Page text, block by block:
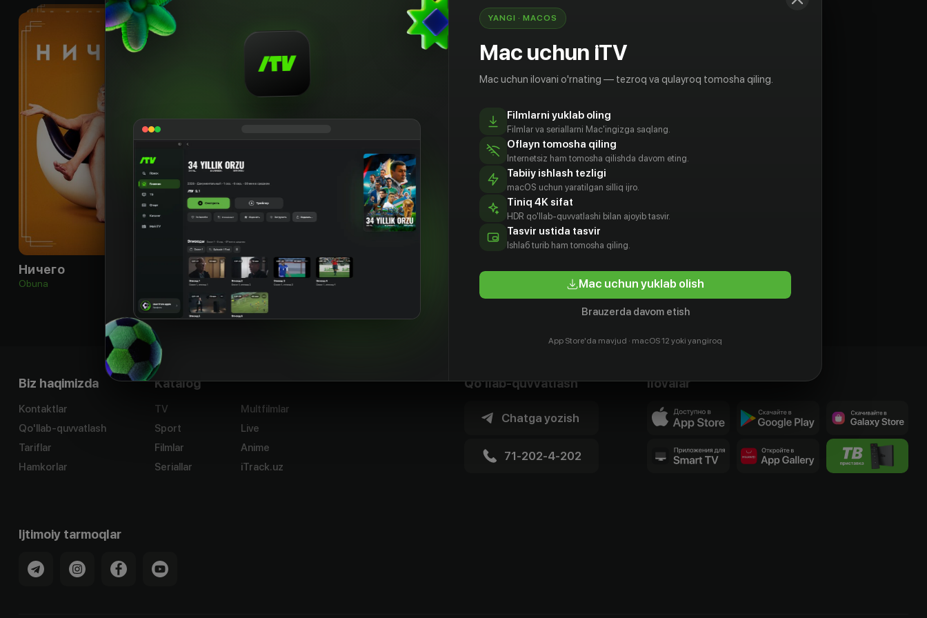
Ничего
Obuna
Качорра
Obuna
Biz haqimizda
Kontaktlar
Qo'llab-quvvatlash
Tariflar
Hamkorlar
Katalog
TV
Sport
Filmlar
Seriallar
Multfilmlar
Live
Anime
iTrack.uz
Qo'llab-quvvatlash
Chatga yozish
71-202-4-202
Ilovalar
Ijtimoiy tarmoqlar
YANGI · MACOS
Mac uchun iTV
Mac uchun ilovani o'rnating — tezroq va qulayroq tomosha qiling.
Filmlarni yuklab oling
Filmlar va seriallarni Mac'ingizga saqlang.
Oflayn tomosha qiling
Internetsiz ham tomosha qilishda davom eting.
Tabiiy ishlash tezligi
macOS uchun yaratilgan silliq ijro.
Tiniq 4K sifat
HDR qo'llab-quvvatlashi bilan ajoyib tasvir.
Tasvir ustida tasvir
Ishlаб turib ham tomosha qiling.
Mac uchun yuklab olish
Brauzerda davom etish
App Store'da mavjud · macOS 12 yoki yangiroq